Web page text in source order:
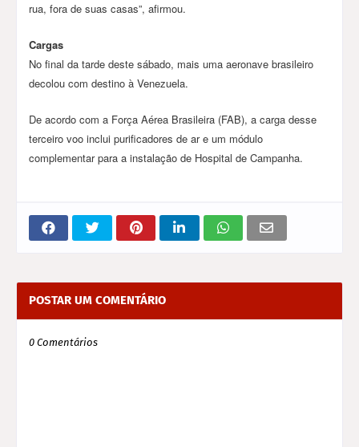
rua, fora de suas casas”, afirmou.
Cargas
No final da tarde deste sábado, mais uma aeronave brasileiro
decolou com destino à Venezuela.
De acordo com a Força Aérea Brasileira (FAB), a carga desse
terceiro voo inclui purificadores de ar e um módulo
complementar para a instalação de Hospital de Campanha.
POSTAR UM COMENTÁRIO
0 Comentários